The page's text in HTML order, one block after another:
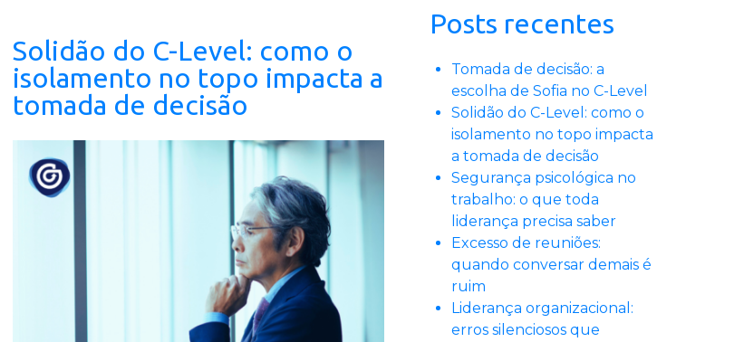
Solidão do C-Level: como o
isolamento no topo impacta a
tomada de decisão
Posts recentes
Tomada de decisão: a
escolha de Sofia no C-Level
Solidão do C-Level: como o
isolamento no topo impacta
a tomada de decisão
Segurança psicológica no
trabalho: o que toda
liderança precisa saber
Excesso de reuniões:
quando conversar demais é
ruim
Liderança organizacional:
erros silenciosos que